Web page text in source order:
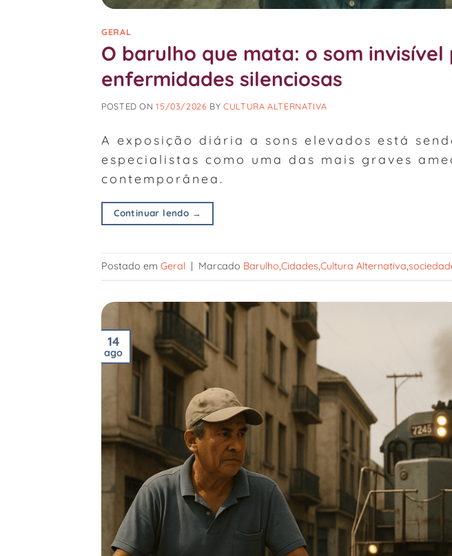
GERAL
O barulho que mata: o som
enfermidades silenciosas
POSTED ON15/03/2026 BYCULTURA ALTERNATIVA
A exposição diária a sons elevados está
especialistas como uma das mais graves
contemporânea.
Continuar lendo →
Postado em Geral | Marcado Barulho,Cidades,Cultura Alternativa,
14
ago